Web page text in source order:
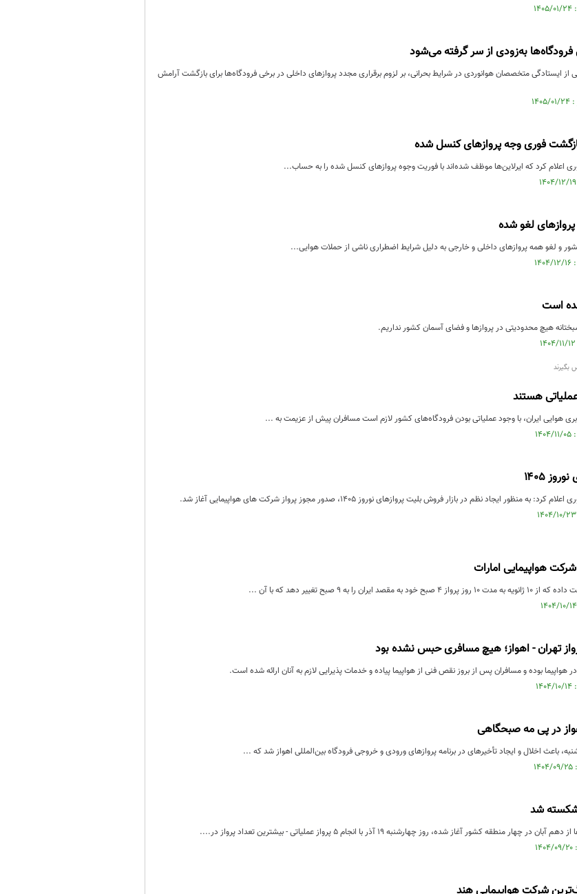
به‌زودی از سر گرفته می‌شود
از ایستادگی متخصصان هوانوردی در شرایط بحرانی، بر لزوم برقراری مجدد پروازهای داخلی در برخی فرودگاه‌ها برای بازگشت آرامش
بازگشت فوری وجه پروازهای کنسل شده
اعلام کرد که ایرلاین‌ها موظف شده‌اند با فوریت وجوه پروازهای کنسل شده را به حساب...
لغو شده
و لغو همه پروازهای داخلی و خارجی به دلیل شرایط اضطراری ناشی از حملات هوایی...
است
هیچ محدودیتی در پروازها و فضای آسمان کشور نداریم.
بگیرند
هستند
هوایی ایران، با وجود عملیاتی بودن فرودگاه‌های کشور لازم است مسافران پیش از عزیمت به ...
۱۴۰۵
ایجاد نظم در بازار فروش بلیت پروازهای نوروز ۱۴۰۵، صدور مجوز پرواز شرکت های هواپیمایی آغاز شد.
هواپیمایی امارات
را به ۹ صبح تغییر دهد که با آن ...
تهران - اهواز؛ هیچ مسافری حبس نشده بود
هواپیما بوده و مسافران پس از بروز نقص فنی از هواپیما پیاده و خدمات پذیرایی لازم به آنان ارائه شده است.
باعث اخلال و ایجاد تأخیرهای در برنامه پروازهای ورودی و خروجی فرودگاه بین‌المللی اهواز شد که ...
شکسته شد
منطقه کشور آغاز شده، روز چهارشنبه ۱۹ آذر با انجام ۵ پرواز عملیاتی - بیشترین تعداد پرواز در....